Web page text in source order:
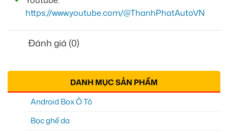
https://www.youtube.com/@ThanhPhatAutoVN
Đánh giá (0)
DANH MỤC SẢN PHẨM
Android Box Ô Tô
Bọc ghế da